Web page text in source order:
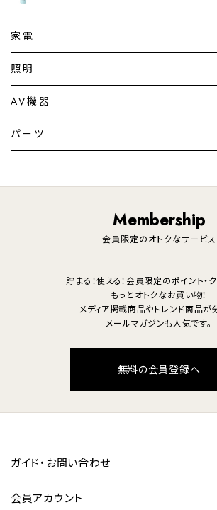
家電
加湿器・空気清浄機
暖房機 掃除
調理家電 生活
照明
シーリングライト
デス
AV機器
テレビ
パーツ
Membership
会員限定のオトクなサービス
貯まる！使える！会員限定のポイント・
もっとオトクなお買い物！
メディア掲載商品やトレンド商品が
メールマガジンも人気です。
無料の会員登録へ
ガイド・お問い合わせ
会員アカウント